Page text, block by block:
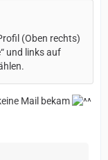
(Oben rechts)
und links auf
Mail bekam